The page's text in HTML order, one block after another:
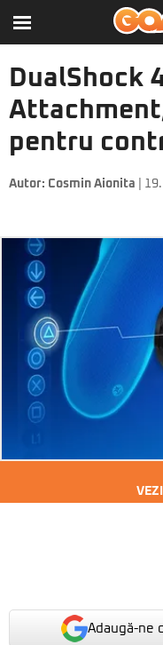
DualShock
pentru
Autor: Cosmin Aionita |
Adaugă-ne